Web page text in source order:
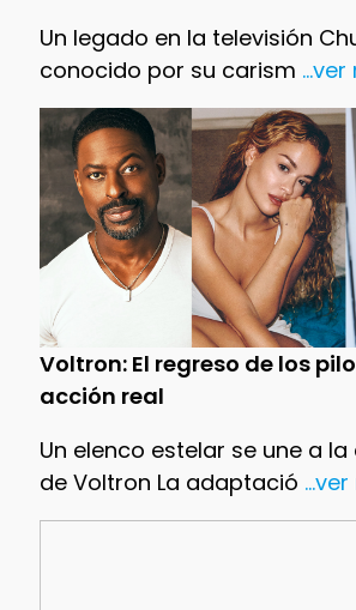
Un legado en la televisión
conocido por su carism
Voltron: El regreso de los
acción real
Un elenco estelar se une a
de Voltron La adaptació